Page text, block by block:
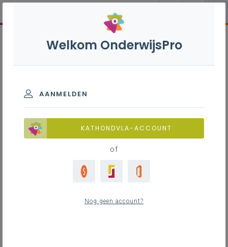
Welkom OnderwijsPro
AANMELDEN
KATHONDVLA-ACCOUNT
of
Nog geen account?